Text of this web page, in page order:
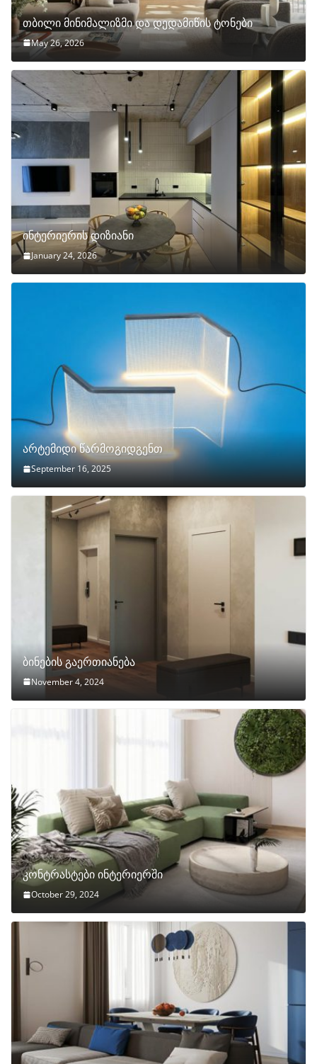
თბილი მინიმალიზმი და დედამიწის ტონები
May 26, 2026
ინტერიერის დიზიანი
January 24, 2026
არტემიდი წარმოგიდგენთ
September 16, 2025
ბინების გაერთიანება
November 4, 2024
კონტრასტები ინტერიერში
October 29, 2024